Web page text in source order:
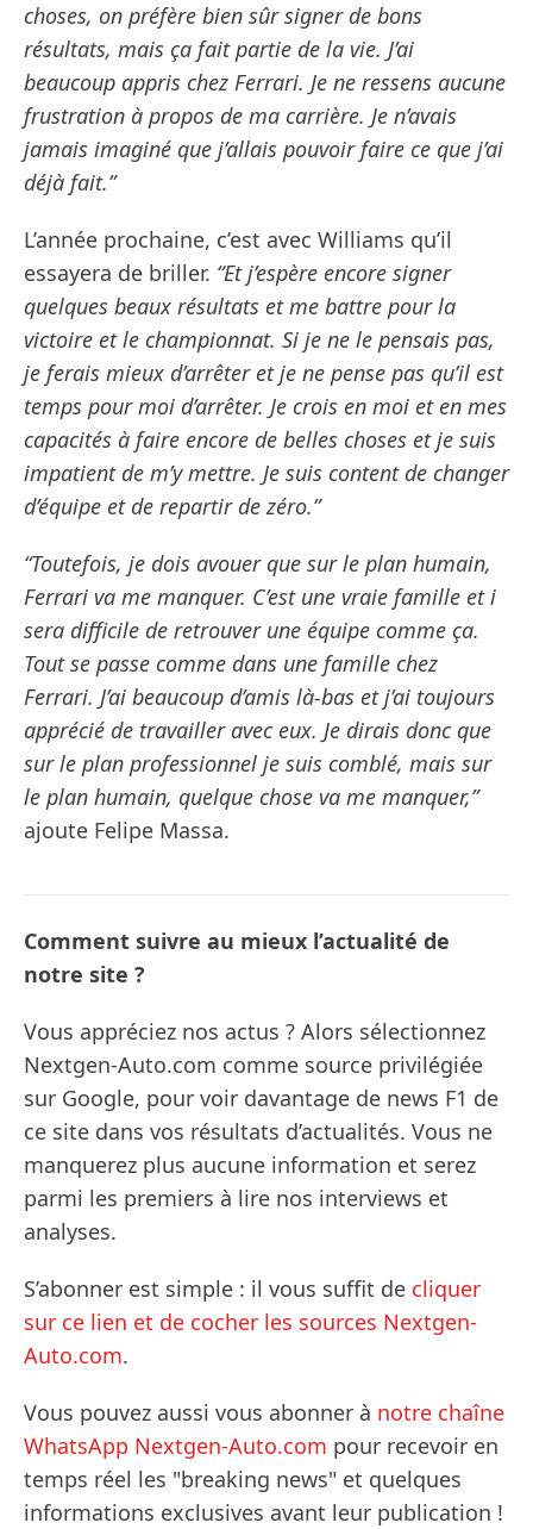
choses, on préfère bien sûr signer de bons
résultats, mais ça fait partie de la vie. J’ai
beaucoup appris chez Ferrari. Je ne ressens aucune
frustration à propos de ma carrière. Je n’avais
jamais imaginé que j’allais pouvoir faire ce que j’ai
déjà fait.”
L’année prochaine, c’est avec Williams qu’il
essayera de briller. “Et j’espère encore signer
quelques beaux résultats et me battre pour la
victoire et le championnat. Si je ne le pensais pas,
je ferais mieux d’arrêter et je ne pense pas qu’il est
temps pour moi d’arrêter. Je crois en moi et en mes
capacités à faire encore de belles choses et je suis
impatient de m’y mettre. Je suis content de changer
d’équipe et de repartir de zéro.”
“Toutefois, je dois avouer que sur le plan humain,
Ferrari va me manquer. C’est une vraie famille et i
sera difficile de retrouver une équipe comme ça.
Tout se passe comme dans une famille chez
Ferrari. J’ai beaucoup d’amis là-bas et j’ai toujours
apprécié de travailler avec eux. Je dirais donc que
sur le plan professionnel je suis comblé, mais sur
le plan humain, quelque chose va me manquer,”
ajoute Felipe Massa.
Comment suivre au mieux l’actualité de
notre site ?
Vous appréciez nos actus ? Alors sélectionnez
Nextgen-Auto.com comme source privilégiée
sur Google, pour voir davantage de news F1 de
ce site dans vos résultats d’actualités. Vous ne
manquerez plus aucune information et serez
parmi les premiers à lire nos interviews et
analyses.
S’abonner est simple : il vous suffit de cliquer
sur ce lien et de cocher les sources Nextgen-
Auto.com.
Vous pouvez aussi vous abonner à notre chaîne
WhatsApp Nextgen-Auto.com pour recevoir en
temps réel les "breaking news" et quelques
informations exclusives avant leur publication !